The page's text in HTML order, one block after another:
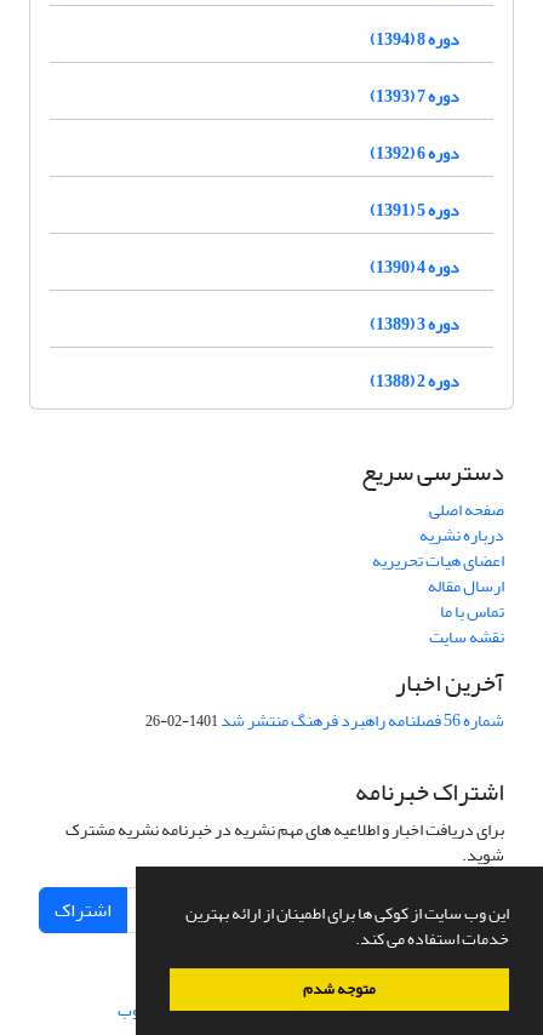
این وب سایت از کوکی ها برای اطمینان از ارائه بهترین
خدمات استفاده می کند.
متوجه شدم
دوره 8 (1394)
دوره 7 (1393)
دوره 6 (1392)
دوره 5 (1391)
دوره 4 (1390)
دوره 3 (1389)
دوره 2 (1388)
دسترسی سریع
صفحه اصلی
درباره نشریه
اعضای هیات تحریریه
ارسال مقاله
تماس با ما
نقشه سایت
آخرین اخبار
شماره 56 فصلنامه راهبرد فرهنگ منتشر شد 1401-02-26
اشتراک خبرنامه
برای دریافت اخبار و اطلاعیه های مهم نشریه در خبرنامه نشریه مشترک
شوید.
اشتراک
سامانه مدیریت نشریات علمی.طراحی و پیاده سازی از سیناوب